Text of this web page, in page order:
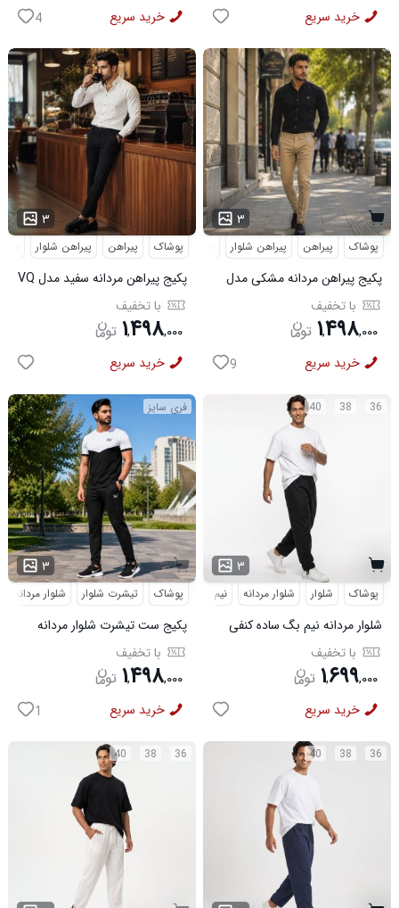
خرید سریع 4 خرید سریع
۳ ...
پوشاک پیراهن پیراهن شلوار
پکیج پیراهن مردانه سفید مدل VQ
شلوار مردانه مشکی مدل MOBIN
با تخفیف
۱,۴۹۸,۰۰۰
خرید سریع
۳
پوشاک پیراهن پیراهن شلوار شلوار مردانه
پکیج پیراهن مردانه مشکی مدل
VQ شلوار مردانه خاکی مدل
MOBIN
با تخفیف
۱,۴۹۸,۰۰۰
خرید سریع 9
فری سایز
۳
پوشاک تیشرت شلوار شلوار مردانه
پکیج ست تیشرت شلوار مردانه
مردانه مدل pavlo
با تخفیف
۱,۴۹۸,۰۰۰
خرید سریع 1
36
38
40
۳
پوشاک شلوار شلوار مردانه نیم بگ
شلوار مردانه نیم بگ ساده کنفی
مشکی مدل 50995
با تخفیف
۱,۶۹۹,۰۰۰
خرید سریع
36
38
40 36
38
40